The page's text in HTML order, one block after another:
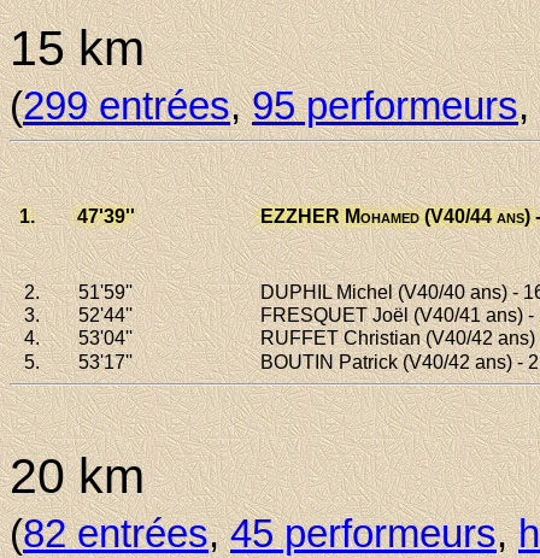
15 km
(299 entrées,95 performeurs,
1. 47'39'' EZZHER Mohamed(V40/44 ans)
2. 51'59'' DUPHIL Michel(V40/40 ans) -
3.
52'44'' FRESQUET Joël(V40/41 ans) -
4.
53'04'' RUFFET Christian(V40/42 ans)
5.
53'17'' BOUTIN Patrick(V40/42 ans) -
20 km
(82 entrées,45 performeurs,